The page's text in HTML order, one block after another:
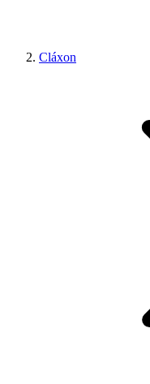
Cláxon